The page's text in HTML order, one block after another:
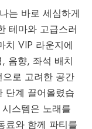
는 바로 세심하게
테마와 고급스러
치 VIP 라운지에
음향, 좌석 배치
로 고려한 공간
단계 끌어올렸습
스템은 노래를
료와 함께 파티를